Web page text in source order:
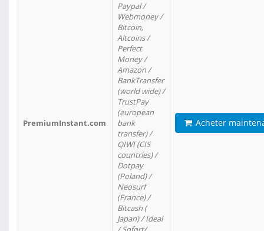
PremiumInstant.com
Paypal /
Webmoney /
Bitcoin,
Altcoins /
Perfect
Money /
Amazon /
BankTransfer
(world wide) /
TrustPay
(european
bank
transfer) /
QIWI (CIS
countries) /
Dotpay
(Poland) /
Neosurf
(France) /
Bitcash (
Japan) / Ideal
Acheter